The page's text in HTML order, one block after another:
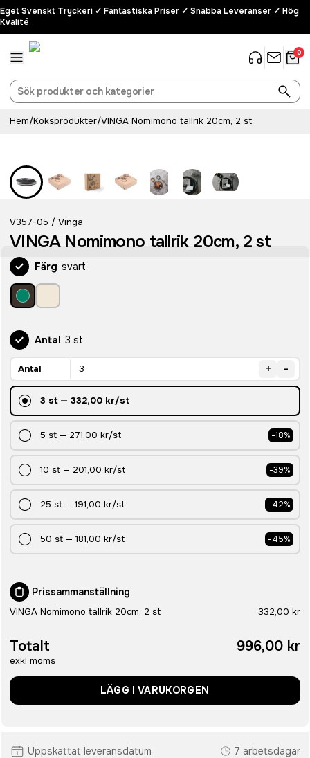
Eget Svenskt Tryckeri ✓ Fantastiska Priser ✓ Snabba Leveranser ✓ Hög
Kvalité
0
Hem/Köksprodukter/VINGA Nomimono tallrik 20cm, 2 st
V357-05 / Vinga
VINGA Nomimono tallrik 20cm, 2 st
Färg svart
Antal 3 st
Antal + -
3 st— 332,00 kr/st
5 st — 271,00 kr/st -18%
10 st — 201,00 kr/st -39%
25 st — 191,00 kr/st -42%
50 st — 181,00 kr/st -45%
Prissammanställning
VINGA Nomimono tallrik 20cm, 2 st 332,00 kr
Totalt
exkl moms
996,00 kr
LÄGG I VARUKORGEN
Uppskattat leveransdatum 7 arbetsdagar